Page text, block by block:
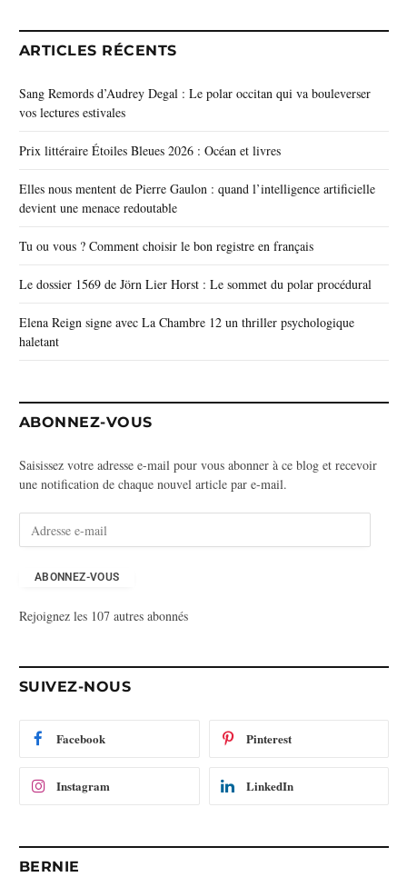
ARTICLES RÉCENTS
Sang Remords d’Audrey Degal : Le polar occitan qui va bouleverser
vos lectures estivales
Prix littéraire Étoiles Bleues 2026 : Océan et livres
Elles nous mentent de Pierre Gaulon : quand l’intelligence artificielle
devient une menace redoutable
Tu ou vous ? Comment choisir le bon registre en français
Le dossier 1569 de Jörn Lier Horst : Le sommet du polar procédural
Elena Reign signe avec La Chambre 12 un thriller psychologique
haletant
ABONNEZ-VOUS
Saisissez votre adresse e-mail pour vous abonner à ce blog et recevoir
une notification de chaque nouvel article par e-mail.
s
m
ABONNEZ-VOUS
Rejoignez les 107 autres abonnés
SUIVEZ-NOUS
Facebook Pinterest
Instagram LinkedIn
BERNIE